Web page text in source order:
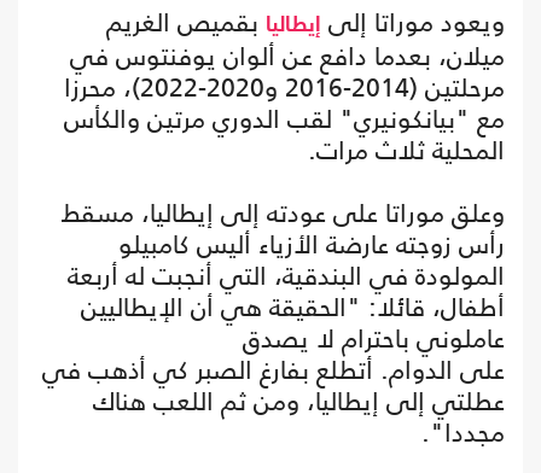
ويعود موراتا إلى
إيطاليا بقميص الغريم
ميلان، بعدما دافع عن ألوان يوفنتوس في
مرحلتين (2014-2016 و2020-2022)، محرزا
مع "بيانكونيري" لقب الدوري مرتين والكأس
المحلية ثلاث مرات.
وعلق موراتا على عودته إلى إيطاليا، مسقط
رأس زوجته عارضة الأزياء أليس كامبيلو
المولودة في البندقية، التي أنجبت له أربعة
أطفال، قائلا: "الحقيقة هي أن الإيطاليين
عاملوني باحترام لا يصدق
على الدوام. أتطلع بفارغ الصبر كي أذهب في
عطلتي إلى إيطاليا، ومن ثم اللعب هناك
مجددا".